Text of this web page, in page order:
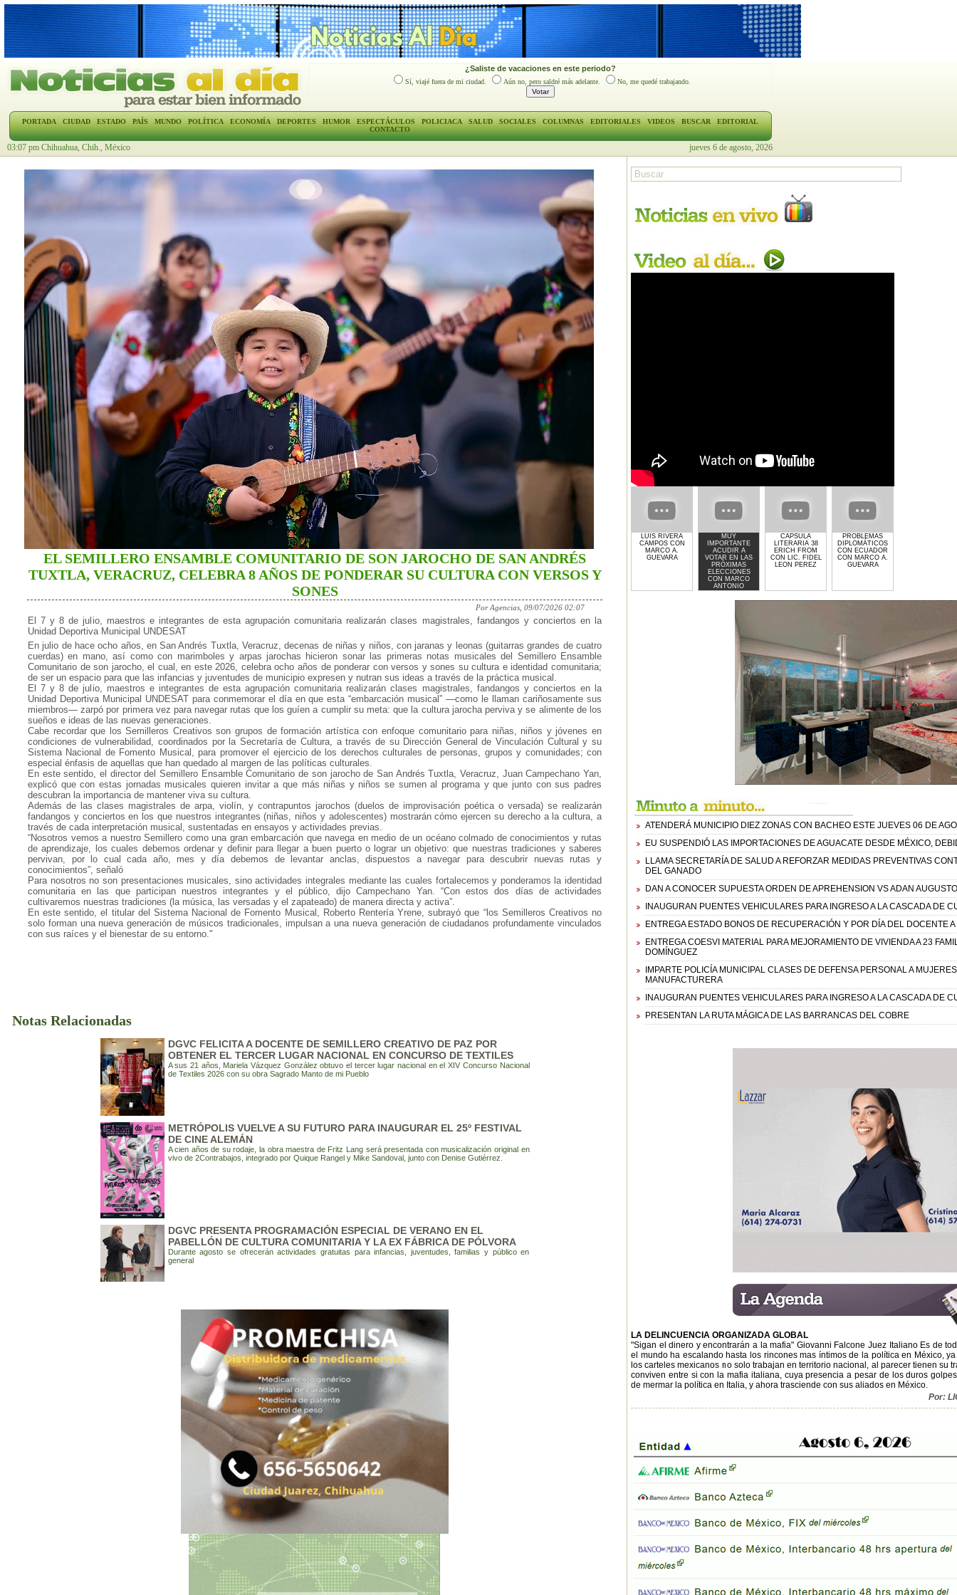
¿Saliste de vacaciones en este periodo?
Sí, viajé fuera de mi ciudad. Aún no, pero saldré más adelante. No, me quedé trabajando.
PORTADA CIUDAD ESTADO PAÍS MUNDO POLÍTICA ECONOMÍA DEPORTES HUMOR ESPECTÁCULOS POLICIACA SALUD SOCIALES COLUMNAS EDITORIALES VIDEOS BUSCAR
EDITORIAL
CONTACTO
03:07 pm Chihuahua, Chih., México jueves 6 de agosto, 2026
EL SEMILLERO ENSAMBLE COMUNITARIO DE SON JAROCHO DE SAN ANDRÉS
TUXTLA, VERACRUZ, CELEBRA 8 AÑOS DE PONDERAR SU CULTURA CON VERSOS Y
SONES
Por Agencias, 09/07/2026 02:07
El 7 y 8 de julio, maestros e integrantes de esta agrupación comunitaria realizarán clases magistrales, fandangos y conciertos en la
Unidad Deportiva Municipal UNDESAT
En julio de hace ocho años, en San Andrés Tuxtla, Veracruz, decenas de niñas y niños, con jaranas y leonas (guitarras grandes de cuatro
cuerdas) en mano, así como con marimboles y arpas jarochas hicieron sonar las primeras notas musicales del Semillero Ensamble
Comunitario de son jarocho, el cual, en este 2026, celebra ocho años de ponderar con versos y sones su cultura e identidad comunitaria;
de ser un espacio para que las infancias y juventudes de municipio expresen y nutran sus ideas a través de la práctica musical.
El 7 y 8 de julio, maestros e integrantes de esta agrupación comunitaria realizarán clases magistrales, fandangos y conciertos en la
Unidad Deportiva Municipal UNDESAT para conmemorar el día en que esta “embarcación musical” —como le llaman cariñosamente sus
miembros— zarpó por primera vez para navegar rutas que los guíen a cumplir su meta: que la cultura jarocha perviva y se alimente de los
sueños e ideas de las nuevas generaciones.
Cabe recordar que los Semilleros Creativos son grupos de formación artística con enfoque comunitario para niñas, niños y jóvenes en
condiciones de vulnerabilidad, coordinados por la Secretaría de Cultura, a través de su Dirección General de Vinculación Cultural y su
Sistema Nacional de Fomento Musical, para promover el ejercicio de los derechos culturales de personas, grupos y comunidades; con
especial énfasis de aquellas que han quedado al margen de las políticas culturales.
En este sentido, el director del Semillero Ensamble Comunitario de son jarocho de San Andrés Tuxtla, Veracruz, Juan Campechano Yan,
explicó que con estas jornadas musicales quieren invitar a que más niñas y niños se sumen al programa y que junto con sus padres
descubran la importancia de mantener viva su cultura.
Además de las clases magistrales de arpa, violín, y contrapuntos jarochos (duelos de improvisación poética o versada) se realizarán
fandangos y conciertos en los que nuestros integrantes (niñas, niños y adolescentes) mostrarán cómo ejercen su derecho a la cultura, a
través de cada interpretación musical, sustentadas en ensayos y actividades previas.
“Nosotros vemos a nuestro Semillero como una gran embarcación que navega en medio de un océano colmado de conocimientos y rutas
de aprendizaje, los cuales debemos ordenar y definir para llegar a buen puerto o lograr un objetivo: que nuestras tradiciones y saberes
pervivan, por lo cual cada año, mes y día debemos de levantar anclas, dispuestos a navegar para descubrir nuevas rutas y
conocimientos”, señaló
Para nosotros no son presentaciones musicales, sino actividades integrales mediante las cuales fortalecemos y ponderamos la identidad
comunitaria en las que participan nuestros integrantes y el público, dijo Campechano Yan. “Con estos dos días de actividades
cultivaremos nuestras tradiciones (la música, las versadas y el zapateado) de manera directa y activa”.
En este sentido, el titular del Sistema Nacional de Fomento Musical, Roberto Rentería Yrene, subrayó que “los Semilleros Creativos no
solo forman una nueva generación de músicos tradicionales, impulsan a una nueva generación de ciudadanos profundamente vinculados
con sus raíces y el bienestar de su entorno."
Notas Relacionadas
DGVC FELICITA A DOCENTE DE SEMILLERO CREATIVO DE PAZ POR
OBTENER EL TERCER LUGAR NACIONAL EN CONCURSO DE TEXTILES
A sus 21 años, Mariela Vázquez González obtuvo el tercer lugar nacional en el XIV Concurso Nacional
de Textiles 2026 con su obra Sagrado Manto de mi Pueblo
METRÓPOLIS VUELVE A SU FUTURO PARA INAUGURAR EL 25º FESTIVAL
DE CINE ALEMÁN
A cien años de su rodaje, la obra maestra de Fritz Lang será presentada con musicalización original en
vivo de 2Contrabajos, integrado por Quique Rangel y Mike Sandoval, junto con Denise Gutiérrez.
DGVC PRESENTA PROGRAMACIÓN ESPECIAL DE VERANO EN EL
PABELLÓN DE CULTURA COMUNITARIA Y LA EX FÁBRICA DE PÓLVORA
Durante agosto se ofrecerán actividades gratuitas para infancias, juventudes, familias y público en
general
LUIS RIVERA
CAMPOS CON
MARCO A.
GUEVARA
MUY
IMPORTANTE
ACUDIR A
VOTAR EN LAS
PRÓXIMAS
ELECCIONES
CON MARCO
ANTONIO
GUEVARA
CAPSULA
LITERARIA 38
ERICH FROM
CON LIC. FIDEL
LEON PEREZ
PROBLEMAS
DIPLOMÁTICOS
CON ECUADOR
CON MARCO A.
GUEVARA
ATENDERÁ MUNICIPIO DIEZ ZONAS CON BACHEO ESTE JUEVES 06 DE
EU SUSPENDIÓ LAS IMPORTACIONES DE AGUACATE DESDE MÉXICO,
LLAMA SECRETARÍA DE SALUD A REFORZAR MEDIDAS PREVENTIVAS
DEL GANADO
DAN A CONOCER SUPUESTA ORDEN DE APREHENSION VS ADAN
INAUGURAN PUENTES VEHICULARES PARA INGRESO A LA CASCADA DE
ENTREGA ESTADO BONOS DE RECUPERACIÓN Y POR DÍA DEL DOCENTE
ENTREGA COESVI MATERIAL PARA MEJORAMIENTO DE VIVIENDA A 23
DOMÍNGUEZ
IMPARTE POLICÍA MUNICIPAL CLASES DE DEFENSA PERSONAL A
MANUFACTURERA
INAUGURAN PUENTES VEHICULARES PARA INGRESO A LA CASCADA DE
PRESENTAN LA RUTA MÁGICA DE LAS BARRANCAS DEL COBRE
LA DELINCUENCIA ORGANIZADA GLOBAL
"Sigan el dinero y encontrarán a la mafia" Giovanni Falcone Juez Italiano Es de
el mundo ha escalando hasta los rincones mas íntimos de la política en México,
los carteles mexicanos no solo trabajan en territorio nacional, al parecer tienen su
conviven entre si con la mafia italiana, cuya presencia a pesar de los duros
de mermar la política en Italia, y ahora trasciende con sus aliados en México.
Por: